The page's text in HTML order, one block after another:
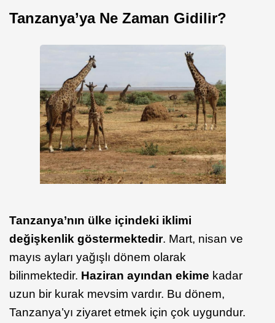
Tanzanya’ya Ne Zaman Gidilir?
Tanzanya’nın ülke içindeki iklimi
değişkenlik göstermektedir. Mart, nisan ve
mayıs ayları yağışlı dönem olarak
bilinmektedir. Haziran ayından ekime kadar
uzun bir kurak mevsim vardır. Bu dönem,
Tanzanya’yı ziyaret etmek için çok uygundur.